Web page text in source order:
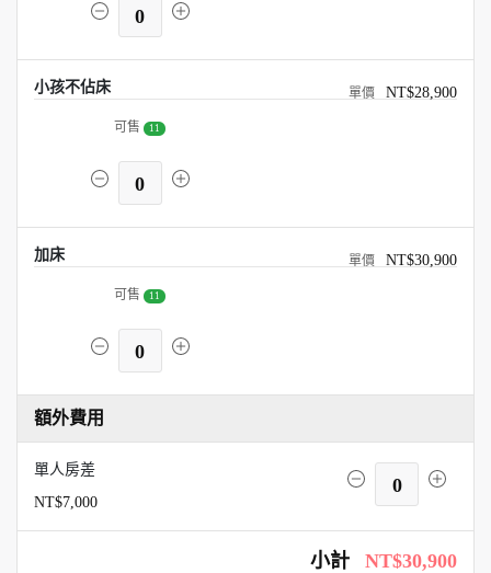
0
小孩不佔床 NT$28,900
可售 11
0
加床 NT$30,900
可售 11
0
額外費用
單人房差
NT$7,000
0
小計 NT$30,900